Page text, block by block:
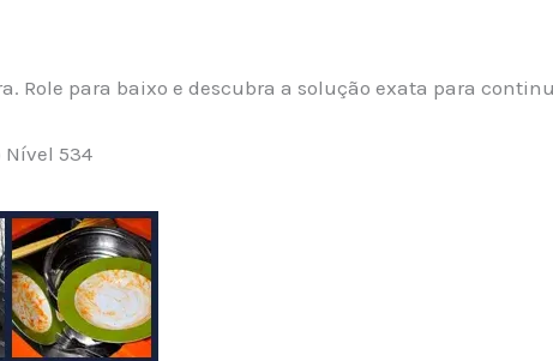
Role para baixo e descubra a solução exata para
Nível 534